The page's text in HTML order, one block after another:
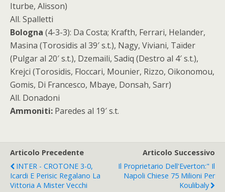
Iturbe, Alisson)
All. Spalletti
Bologna (4-3-3): Da Costa; Krafth, Ferrari, Helander,
Masina (Torosidis al 39′ s.t.), Nagy, Viviani, Taïder
(Pulgar al 20′ s.t.), Dzemaili, Sadiq (Destro al 4′ s.t.),
Krejci (Torosidis, Floccari, Mounier, Rizzo, Oikonomou,
Gomis, Di Francesco, Mbaye, Donsah, Sarr)
All. Donadoni
Ammoniti: Paredes al 19′ s.t.
Articolo Precedente
INTER - CROTONE 3-0,
Icardi E Perisic Regalano La
Vittoria A Mister Vecchi
Articolo Successivo
Il Proprietario Dell'Everton:" Il
Napoli Chiese 75 Milioni Per
Koulibaly